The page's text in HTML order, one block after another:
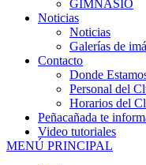
GIMNASIO
Noticias
Noticias
Galerías de
Contacto
Donde
Personal del
Horarios del
Peñacañada te
Video tutoriales
MENÚ PRINCIPAL